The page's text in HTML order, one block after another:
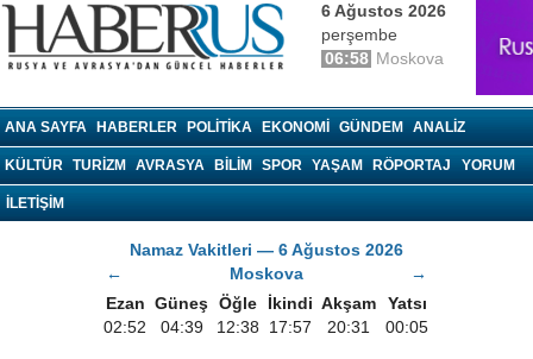
6 Ağustos 2026
perşembe
06:58 Moskova
ANA SAYFA HABERLER POLITIKA EKONOMI GÜNDEM ANALIZ
KÜLTÜR TURIZM AVRASYA BILIM SPOR YAŞAM RÖPORTAJ YORUM
İLETİŞİM
Namaz Vakitleri — 6 Ağustos 2026
←
Moskova
→
Ezan Güneş Öğle İkindi Akşam
Yatsı
02:52
04:39 12:38 17:57 20:31 00:05